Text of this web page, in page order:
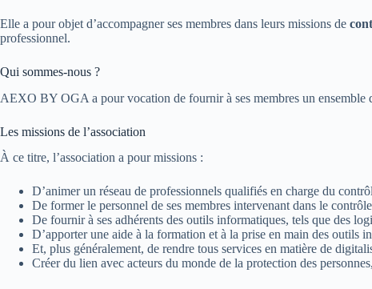
Elle a pour objet d’accompagner ses membres dans leurs missions de
professionnel.
Qui sommes-nous ?
AEXO BY OGA a pour vocation de fournir à ses membres un ensemble
Les missions de l’association
À ce titre, l’association a pour missions :
D’animer un réseau de professionnels qualifiés en charge du
De former le personnel de ses membres intervenant dans le
De fournir à ses adhérents des outils informatiques, tels que des
D’apporter une aide à la formation et à la prise en main des outils
Et, plus généralement, de rendre tous services en matière de
Créer du lien avec acteurs du monde de la protection des